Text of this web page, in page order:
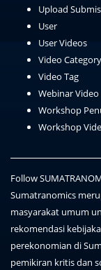
Upload
User
User Videos
Video Category
Video Tag
Webinar Video
Workshop
Workshop
Follow
Sumatranomics
masyarakat umum
rekomendasi
perekonomian di
pemikiran kritis dan